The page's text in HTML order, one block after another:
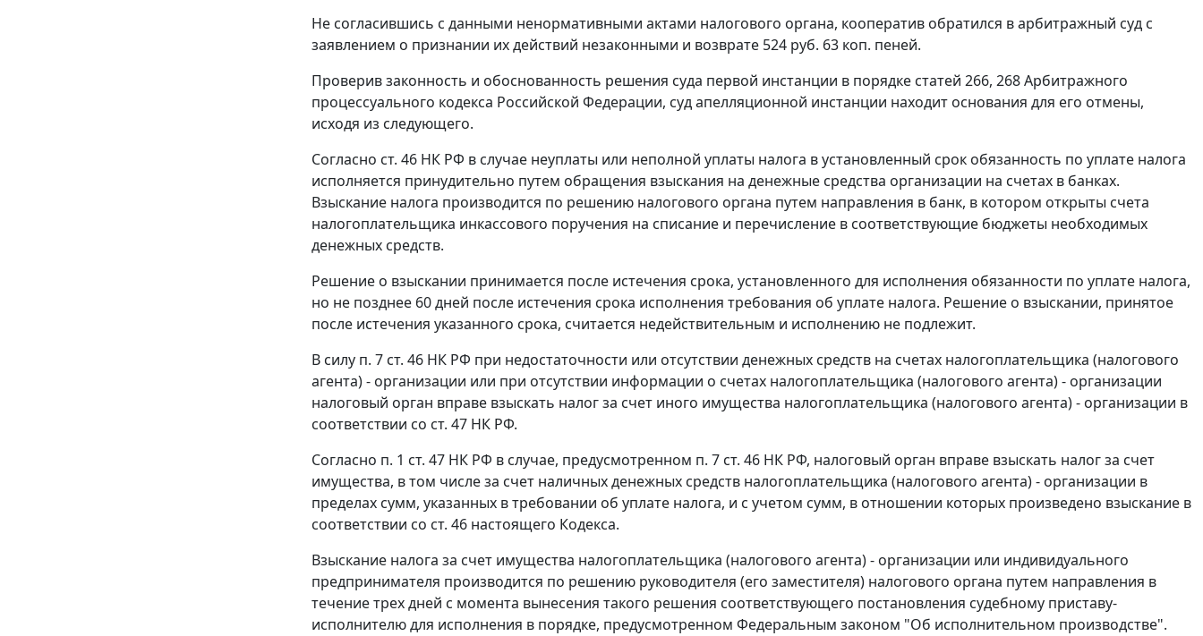
Не согласившись с данными ненормативными актами налогового органа, кооператив обратился в арбитражный суд с
заявлением о признании их действий незаконными и возврате 524 руб. 63 коп. пеней.
Проверив законность и обоснованность решения суда первой инстанции в порядке статей 266, 268Арбитражного
процессуального кодекса Российской Федерации, суд апелляционной инстанции находит основания для его отмены,
исходя из следующего.
Согласно ст. 46 НК РФ в случае неуплаты или неполной уплаты налога в установленный срок обязанность по уплате налога
исполняется принудительно путем обращения взыскания на денежные средства организации на счетах в банках.
Взыскание налога производится по решению налогового органа путем направления в банк, в котором открыты счета
налогоплательщика инкассового поручения на списание и перечисление в соответствующие бюджеты необходимых
денежных средств.
Решение о взыскании принимается после истечения срока, установленного для исполнения обязанности по уплате налога,
но не позднее 60 дней после истечения срока исполнения требования об уплате налога. Решение о взыскании, принятое
после истечения указанного срока, считается недействительным и исполнению не подлежит.
В силу п. 7 ст. 46 НК РФ при недостаточности или отсутствии денежных средств на счетах налогоплательщика (налогового
агента) - организации или при отсутствии информации о счетах налогоплательщика (налогового агента) - организации
налоговый орган вправе взыскать налог за счет иного имущества налогоплательщика (налогового агента) - организации в
соответствии со ст. 47 НК РФ.
Согласно п. 1 ст. 47 НК РФ в случае, предусмотренном п. 7 ст. 46 НК РФ, налоговый орган вправе взыскать налог за счет
имущества, в том числе за счет наличных денежных средств налогоплательщика (налогового агента) - организации в
пределах сумм, указанных в требовании об уплате налога, и с учетом сумм, в отношении которых произведено взыскание в
соответствии со ст. 46 настоящего Кодекса.
Взыскание налога за счет имущества налогоплательщика (налогового агента) - организации или индивидуального
предпринимателя производится по решению руководителя (его заместителя) налогового органа путем направления в
течение трех дней с момента вынесения такого решения соответствующего постановления судебному приставу-
исполнителю для исполнения в порядке, предусмотренном Федеральным законом "Об исполнительном производстве".